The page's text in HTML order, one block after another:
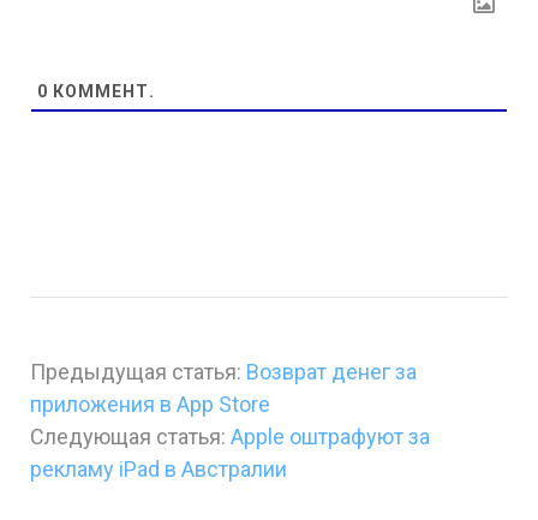
0 КОММЕНТ.
Предыдущая статья: Возврат денег за
приложения в App Store
Следующая статья: Apple оштрафуют за
рекламу iPad в Австралии